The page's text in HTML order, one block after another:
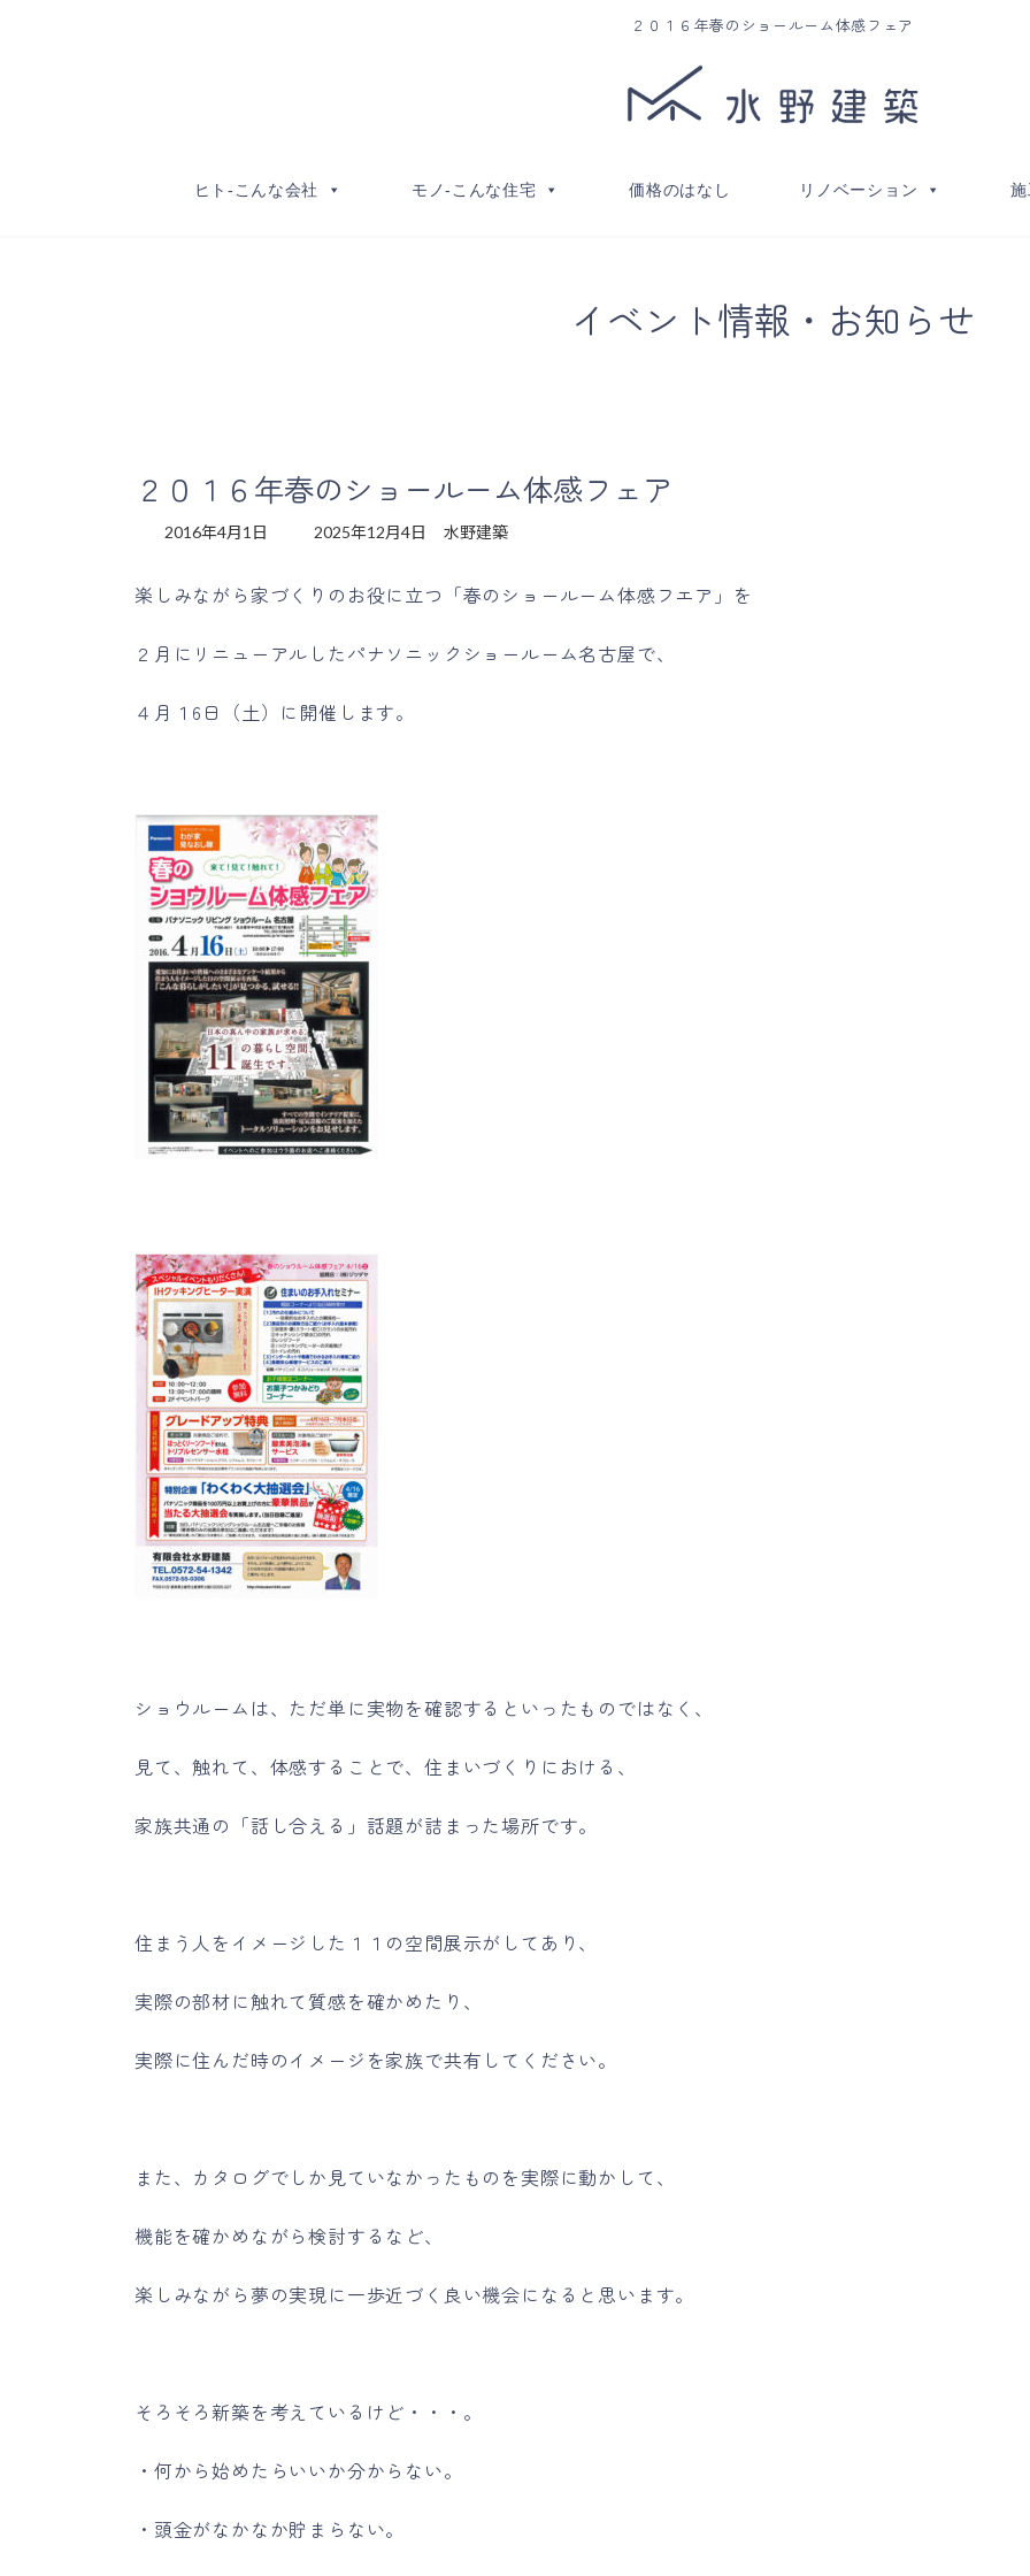
２０１６年春のショールーム体感フェア
ヒト-こんな会社 モノ-こんな住宅 価格のはなし リノベーション 施
イベント情報・お知らせ
２０１６年春のショールーム体感フェア
2016年4月1日
最
新
時
:
2025年12月4日 水野建築
楽しみながら家づくりのお役に立つ「春のショールーム体感フエア」を
２月にリニューアルしたパナソニックショールーム名古屋で、
４月１6日（土）に開催します。
ショウルームは、ただ単に実物を確認するといったものではなく、
見て、触れて、体感することで、住まいづくりにおける、
家族共通の「話し合える」話題が詰まった場所です。
住まう人をイメージした１１の空間展示がしてあり、
実際の部材に触れて質感を確かめたり、
実際に住んだ時のイメージを家族で共有してください。
また、カタログでしか見ていなかったものを実際に動かして、
機能を確かめながら検討するなど、
楽しみながら夢の実現に一歩近づく良い機会になると思います。
そろそろ新築を考えているけど・・・。
・何から始めたらいいか分からない。
・頭金がなかなか貯まらない。